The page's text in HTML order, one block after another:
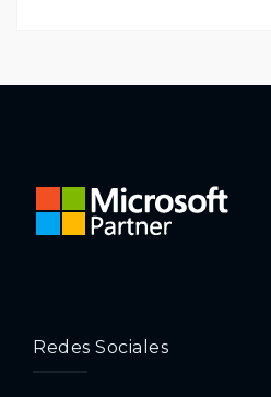
Redes Sociales